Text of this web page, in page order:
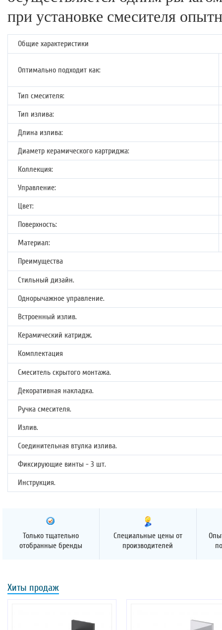
при установке смесителя
Общие характеристики
Оптимально подходит как:
Тип смесителя:
Тип излива:
Длина излива:
Диаметр керамического картриджа:
Коллекция:
Управление:
Цвет:
Поверхность:
Материал:
Преимущества
Стильный дизайн.
Однорычажное управление.
Встроенный излив.
Керамический катридж.
Комплектация
Смеситель скрытого монтажа.
Декоративная накладка.
Ручка смесителя.
Излив.
Соединительная втулка излива.
Фиксирующие винты - 3 шт.
Инструкция.
Только тщательно
отобранные бренды
Специальные цены от
производителей
Хиты продаж